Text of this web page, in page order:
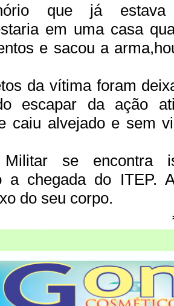
que já
em uma casa
e sacou a
da vítima foram
escapar da ação
caiu alvejado e sem
se encontra
a chegada do ITEP.
do seu corpo.